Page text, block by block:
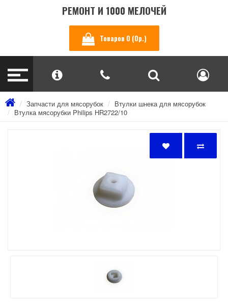
РЕМОНТ И 1000 МЕЛОЧЕЙ
Товаров 0 (0р.)
Запчасти для мясорубок
Втулки шнека для мясорубок
Втулка мясорубки Philips HR2722/10